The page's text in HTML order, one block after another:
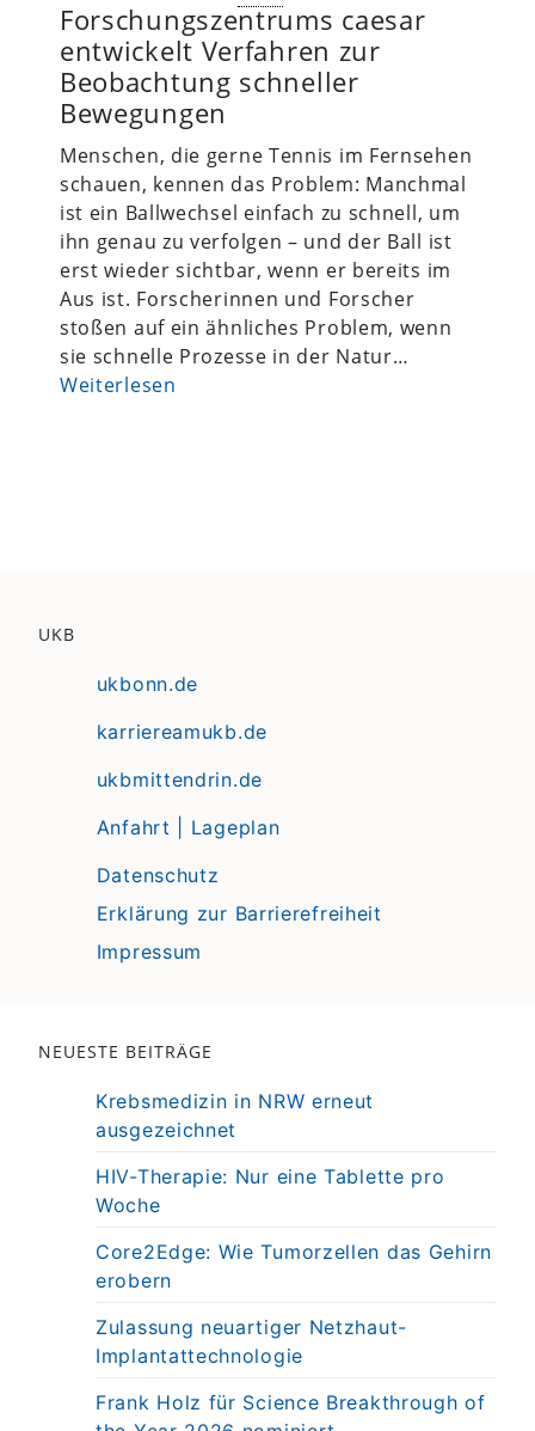
Forschungszentrums caesar
entwickelt Verfahren zur
Beobachtung schneller
Bewegungen
Menschen, die gerne Tennis im Fernsehen
schauen, kennen das Problem: Manchmal
ist ein Ballwechsel einfach zu schnell, um
ihn genau zu verfolgen – und der Ball ist
erst wieder sichtbar, wenn er bereits im
Aus ist. Forscherinnen und Forscher
stoßen auf ein ähnliches Problem, wenn
sie schnelle Prozesse in der Natur…
Weiterlesen
UKB
ukbonn.de
karriereamukb.de
ukbmittendrin.de
Anfahrt | Lageplan
Datenschutz
Erklärung zur Barrierefreiheit
Impressum
NEUESTE BEITRÄGE
Krebsmedizin in NRW erneut
ausgezeichnet
HIV-Therapie: Nur eine Tablette pro
Woche
Core2Edge: Wie Tumorzellen das Gehirn
erobern
Zulassung neuartiger Netzhaut-
Implantattechnologie
Frank Holz für Science Breakthrough of